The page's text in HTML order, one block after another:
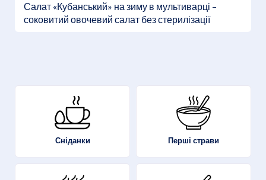
Салат «Кубанський» на зиму в мультиварці –
соковитий овочевий салат без стерилізації
Сніданки Перші страви